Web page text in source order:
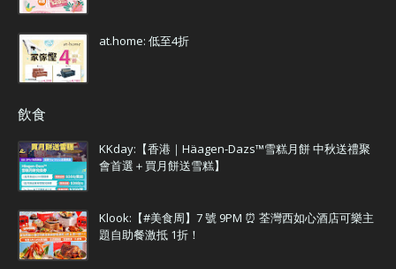
at.home: 低至4折
飲食
KKday:【香港｜Häagen-Dazs™雪糕月餅 中秋送禮聚
會首選＋買月餅送雪糕】
Klook:【#美食周】7 號 9PM ⏰ 荃灣西如心酒店可樂主
題自助餐激抵 1折！